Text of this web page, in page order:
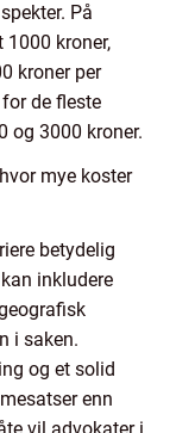
På
kroner,
kroner per
de fleste
og 3000 kroner.
mye koster
betydelig
inkludere
i saken.
og et solid
enn